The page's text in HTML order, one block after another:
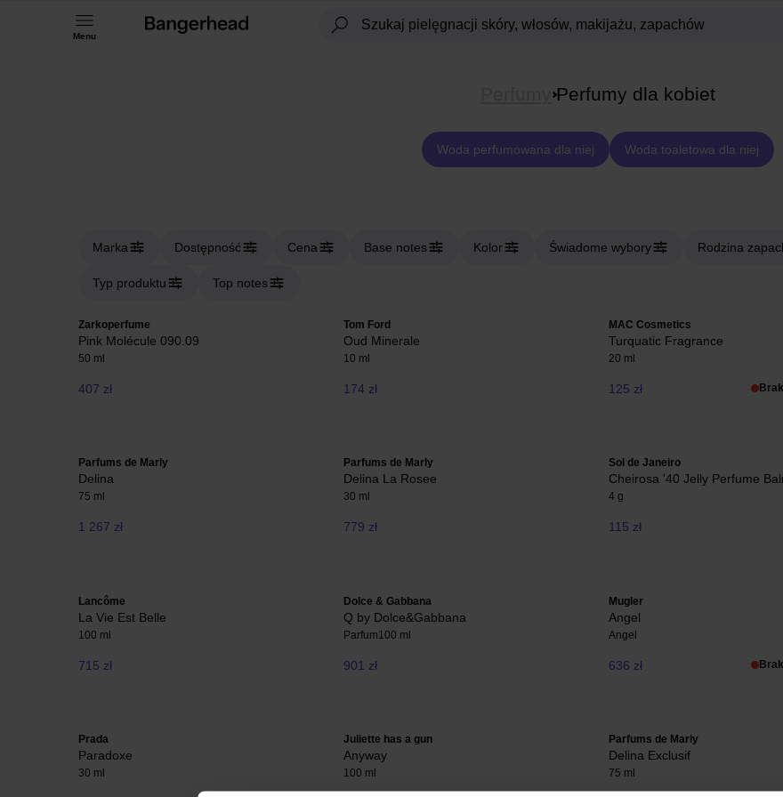
Menu
Perfumy dla kobiet
Woda perfumowana dla niej Woda toaletowa dla niej
Marka Dostępność Cena Base notes Kolor Świadome wybory Rodzina
Typ produktu Top notes
Zarkoperfume
Pink Molécule 090.09
50 ml
407 zł
Tom Ford
Oud Minerale
10 ml
174 zł
MAC Cosmetics
Turquatic Fragrance
20 ml
125 zł
Parfums de Marly
Delina
75 ml
1 267 zł
Parfums de Marly
Delina La Rosee
30 ml
779 zł
Sol de Janeiro
Cheirosa '40 Jelly Perfume
4 g
115 zł
Lancôme
La Vie Est Belle
100 ml
715 zł
Dolce & Gabbana
Q by Dolce&Gabbana
Parfum100 ml
901 zł
Mugler
Angel
Angel
636 zł
Prada
Paradoxe
30 ml
Juliette has a gun
Anyway
100 ml
Parfums de Marly
Delina Exclusif
75 ml